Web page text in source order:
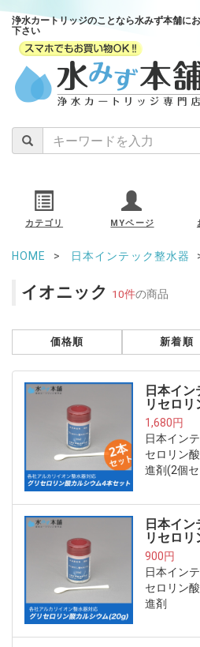
浄水カートリッジのことなら水みず本舗に
下さい
カテゴリ MYページ
HOME 日本インテック整水器
イオニック 10件の商品
価格順 新着順
日本イ
リセロリ
1,680円
日本イン
セロリン
進剤(2個
日本イ
リセロリ
900円
日本イン
セロリン
進剤